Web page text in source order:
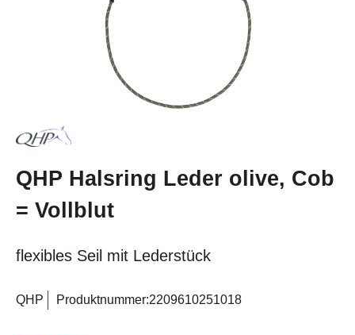
QHP Halsring Leder olive, Cob
= Vollblut
flexibles Seil mit Lederstück
QHP Produktnummer:2209610251018